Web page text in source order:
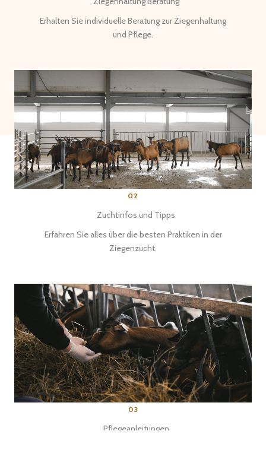
Erhalten Sie individuelle Beratung zur Ziegenhaltung
und Pflege.
02
Zuchtinfos und Tipps
Erfahren Sie alles über die besten Praktiken in der
Ziegenzucht.
03
Pflegeanleitungen